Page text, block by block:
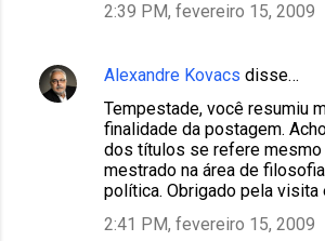
2:39 PM, fevereiro 15, 2009
Alexandre Kovacs disse…
Tempestade, você resumiu
finalidade da postagem.
dos títulos se refere mesmo
mestrado na área de
política. Obrigado pela visita
2:41 PM, fevereiro 15, 2009